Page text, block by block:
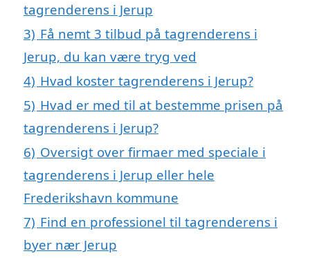
tagrenderens i Jerup
3) Få nemt 3 tilbud på tagrenderens i
Jerup, du kan være tryg ved
4) Hvad koster tagrenderens i Jerup?
5) Hvad er med til at bestemme prisen på
tagrenderens i Jerup?
6) Oversigt over firmaer med speciale i
tagrenderens i Jerup eller hele
Frederikshavn kommune
7) Find en professionel til tagrenderens i
byer nær Jerup